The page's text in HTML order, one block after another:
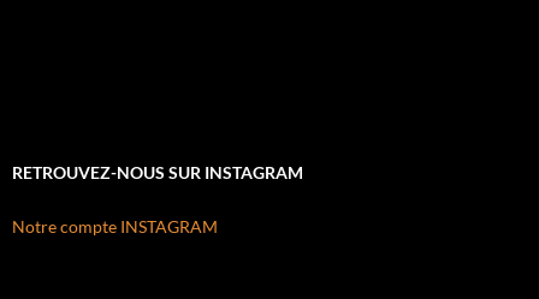
RETROUVEZ-NOUS SUR INSTAGRAM
Notre compte INSTAGRAM